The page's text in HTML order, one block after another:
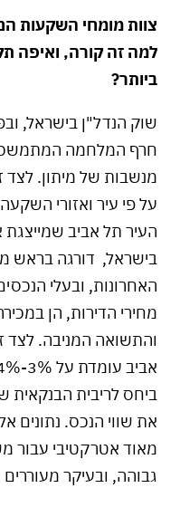
צוות מומחי השקעות
למה זה קורה, ואיפה
ביותר?
שוק הנדל"ן בישראל,
חרף המלחמה המתמשכת,
מנשבות של מיתון. לצד
על פי עיר ואזורי
העיר תל אביב שמייצגת
בישראל, דורגה בראש
האחרונות, ובעלי
מחירי הדירות, הן
והתשואה המניבה.
ביחס לריבית הבנקאית
את שווי הנכס. נתונים
מאוד אטרקטיבי
גבוהה, ובעיקר